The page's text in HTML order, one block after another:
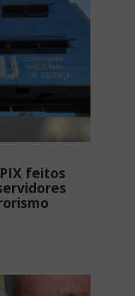
feitos